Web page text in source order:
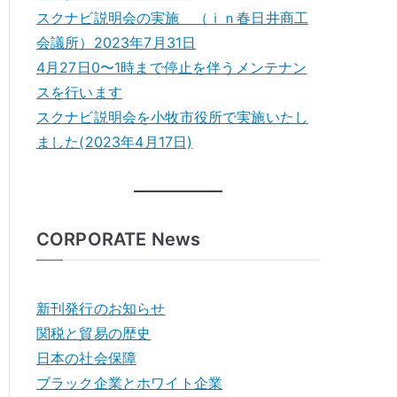
スクナビ説明会の実施 （ｉｎ春日井商工
会議所）2023年7月31日
4月27日0〜1時まで停止を伴うメンテナン
スを行います
スクナビ説明会を小牧市役所で実施いたし
ました(2023年4月17日)
CORPORATE News
新刊発行のお知らせ
関税と貿易の歴史
日本の社会保障
ブラック企業とホワイト企業